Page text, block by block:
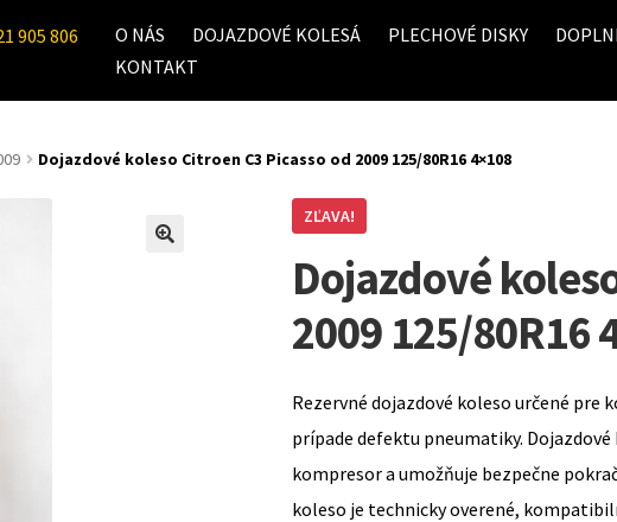
905 806
O NÁS DOJAZDOVÉ KOLESÁ PLECHOVÉ DISKY
KONTAKT
Dojazdové koleso Citroen C3 Picasso od 2009 125/80R16 4×108
ZĽAVA!
Dojazdové
2009 125/80R16
Rezervné dojazdové koleso určené
prípade defektu pneumatiky.
kompresor a umožňuje bezpečne
koleso je technicky overené,